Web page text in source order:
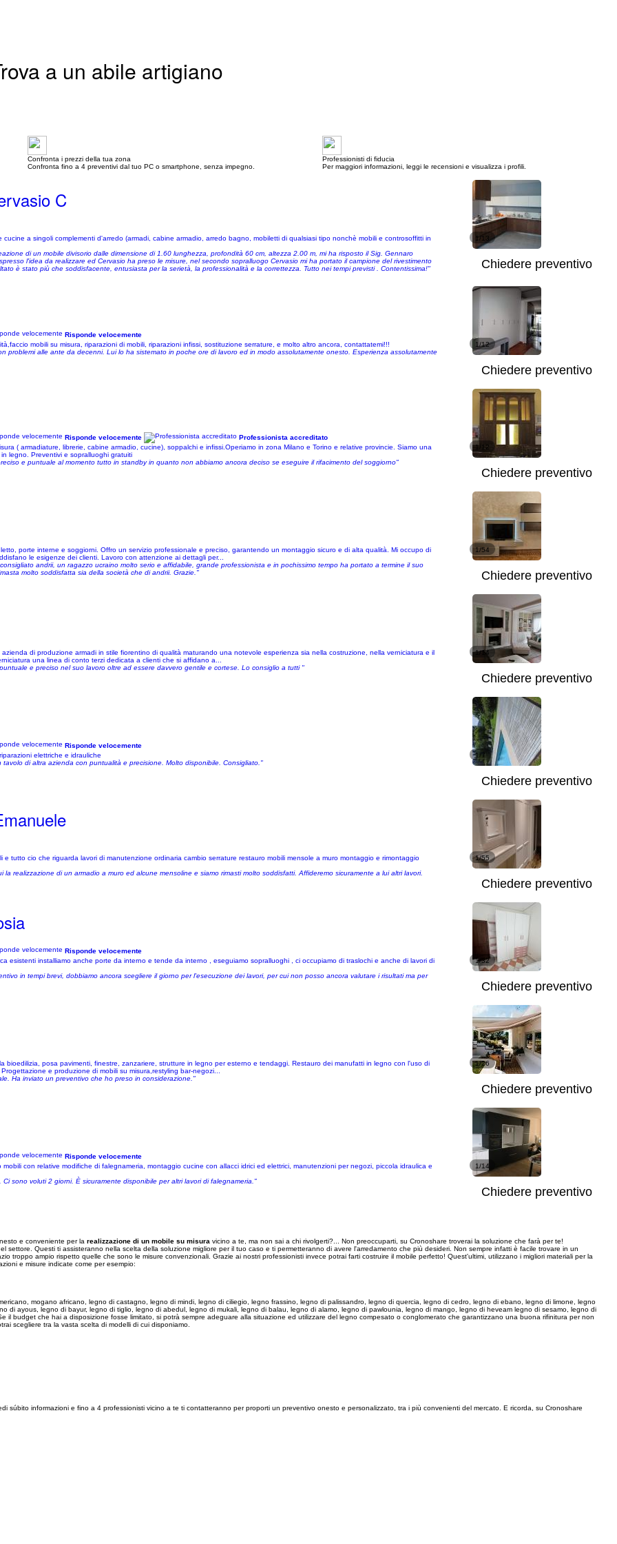
a un abile artigiano
Confronta i prezzi della tua zona
Confronta fino a 4 preventivi dal tuo PC o smartphone, senza impegno.
Professionisti di fiducia
Per maggiori informazioni, leggi le recensioni e visualizza i profili.
C
a singoli complementi d'arredo (armadi, cabine armadio, arredo bagno, mobiletti di qualsiasi tipo nonchè mobili e controsoffitti in
di un mobile divisorio dalle dimensione di 1.60 lunghezza, profondità 60 cm, altezza 2.00 m, mi ha risposto il Sig. Gennaro
l'idea da realizzare ed Cervasio ha preso le misure, nel secondo sopralluogo Cervasio mi ha portato il campione del rivestimento
è stato più che soddisfacente, entusiasta per la serietà, la professionalità e la correttezza. Tutto nei tempi previsti . Contentissima!"
1/13
Chiedere preventivo
Risponde velocemente
mobili su misura, riparazioni di mobili, riparazioni infissi, sostituzione serrature, e molto altro ancora, contattatemi!!!
problemi alle ante da decenni. Lui lo ha sistemato in poche ore di lavoro ed in modo assolutamente onesto. Esperienza assolutamente
1/12
Chiedere preventivo
Risponde velocemente
Professionista accreditato
( armadiature, librerie, cabine armadio, cucine), soppalchi e infissi.Operiamo in zona Milano e Torino e relative provincie. Siamo una
legno. Preventivi e sopralluoghi gratuiti
e puntuale al momento tutto in standby in quanto non abbiamo ancora deciso se eseguire il rifacimento del soggiorno"
1/12
Chiedere preventivo
porte interne e soggiorni. Offro un servizio professionale e preciso, garantendo un montaggio sicuro e di alta qualità. Mi occupo di
le esigenze dei clienti. Lavoro con attenzione ai dettagli per...
andrii, un ragazzo ucraino molto serio e affidabile, grande professionista e in pochissimo tempo ha portato a termine il suo
molto soddisfatta sia della società che di andrii. Grazie."
1/54
Chiedere preventivo
di produzione armadi in stile fiorentino di qualità maturando una notevole esperienza sia nella costruzione, nella verniciatura e il
una linea di conto terzi dedicata a clienti che si affidano a...
e preciso nel suo lavoro oltre ad essere davvero gentile e cortese. Lo consiglio a tutti "
1/14
Chiedere preventivo
Risponde velocemente
elettriche e idrauliche
di altra azienda con puntualità e precisione. Molto disponibile. Consigliato."
1/7
Chiedere preventivo
tutto cio che riguarda lavori di manutenzione ordinaria cambio serrature restauro mobili mensole a muro montaggio e rimontaggio
realizzazione di un armadio a muro ed alcune mensoline e siamo rimasti molto soddisfatti. Affideremo sicuramente a lui altri lavori.
1/55
Chiedere preventivo
Risponde velocemente
esistenti installiamo anche porte da interno e tende da interno , eseguiamo sopralluoghi , ci occupiamo di traslochi e anche di lavori di
in tempi brevi, dobbiamo ancora scegliere il giorno per l'esecuzione dei lavori, per cui non posso ancora valutare i risultati ma per
1/32
Chiedere preventivo
posa pavimenti, finestre, zanzariere, strutture in legno per esterno e tendaggi. Restauro dei manufatti in legno con l'uso di
e produzione di mobili su misura,restyling bar-negozi...
Ha inviato un preventivo che ho preso in considerazione."
1/26
Chiedere preventivo
Risponde velocemente
con relative modifiche di falegnameria, montaggio cucine con allacci idrici ed elettrici, manutenzioni per negozi, piccola idraulica e
sono voluti 2 giorni. È sicuramente disponibile per altri lavori di falegnameria."
1/14
Chiedere preventivo
e conveniente per la realizzazione di un mobile su misura vicino a te, ma non sai a chi rivolgerti?... Non preoccuparti, su Cronoshare troverai la soluzione che farà per te!
Questi ti assisteranno nella scelta della soluzione migliore per il tuo caso e ti permetteranno di avere l'arredamento che più desideri. Non sempre infatti è facile trovare in un
troppo ampio rispetto quelle che sono le misure convenzionali. Grazie ai nostri professionisti invece potrai farti costruire il mobile perfetto! Quest'ultimi, utilizzano i migliori materiali per la
e misure indicate come per esempio:
mogano africano, legno di castagno, legno di mindi, legno di ciliegio, legno frassino, legno di palissandro, legno di quercia, legno di cedro, legno di ebano, legno di limone, legno
di ayous, legno di bayur, legno di tiglio, legno di abedul, legno di mukali, legno di balau, legno di alamo, legno di pawlounia, legno di mango, legno di heveam legno di sesamo, legno di
budget che hai a disposizione fosse limitato, si potrà sempre adeguare alla situazione ed utilizzare del legno compesato o conglomerato che garantizzano una buona rifinitura per non
scegliere tra la vasta scelta di modelli di cui disponiamo.
súbito informazioni e fino a 4 professionisti vicino a te ti contatteranno per proporti un preventivo onesto e personalizzato, tra i più convenienti del mercato. E ricorda, su Cronoshare